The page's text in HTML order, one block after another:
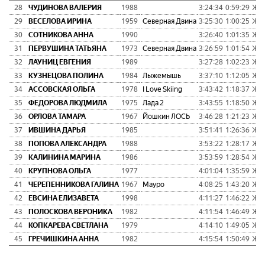
28 ЧУДИНОВА ВАЛЕРИЯ 1988 3:24:34 0:59:29 Ж
29
ВЕСЕЛОВА ИРИНА 1959 Северная Двина 3:25:30 1:00:25 Ж
30
СОТНИКОВА АННА 1990 3:26:40 1:01:35 Ж
31
ПЕРВУШИНА ТАТЬЯНА 1973 Северная Двина 3:26:59 1:01:54 Ж
32
ЛАУНИЦ ЕВГЕНИЯ 1989 3:27:28 1:02:23 Ж
33
КУЗНЕЦОВА ПОЛИНА 1984 Лыжемышь 3:37:10 1:12:05 Ж
34
АССОВСКАЯ ОЛЬГА 1978 I Love Skiing 3:43:42 1:18:37 Ж
35
ФЕДОРОВА ЛЮДМИЛА 1975 Лада 2 3:43:55 1:18:50 Ж
36
ОРЛОВА ТАМАРА 1967 Йошкин ЛОСЬ 3:46:28 1:21:23 Ж
37
ИВШИНА ДАРЬЯ 1985 3:51:41 1:26:36 Ж
38
ПОПОВА АЛЕКСАНДРА 1988 3:53:22 1:28:17 Ж
39
КАЛИНИНА МАРИНА 1986 3:53:59 1:28:54 Ж
40
КРУПНОВА ОЛЬГА 1977 4:01:04 1:35:59 Ж
41
ЧЕРЕПЕННИКОВА ГАЛИНА 1967 Мауро 4:08:25 1:43:20 Ж
42
ЕВСИНА ЕЛИЗАВЕТА 1998 4:11:27 1:46:22 Ж
43
ПОЛОСКОВА ВЕРОНИКА 1982 4:11:54 1:46:49 Ж
44
КОПКАРЕВА СВЕТЛАНА 1979 4:14:10 1:49:05 Ж
45
ГРЕЧИШКИНА АННА 1982 4:15:54 1:50:49 Ж